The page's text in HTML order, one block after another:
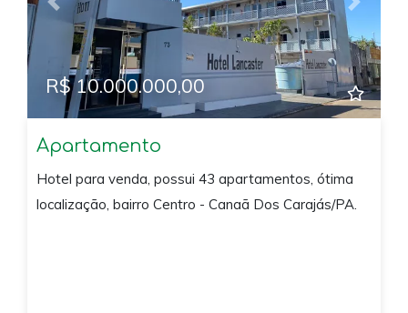
Previous Next
R$ 10.000.000,00
Apartamento
Hotel para venda, possui 43 apartamentos, ótima
localização, bairro Centro - Canaã Dos Carajás/PA.